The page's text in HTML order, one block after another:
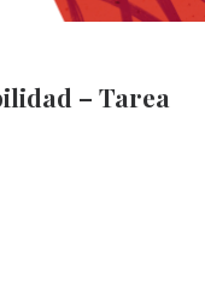
– Tarea